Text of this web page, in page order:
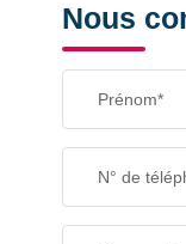
Nous
Prénom*
N° de